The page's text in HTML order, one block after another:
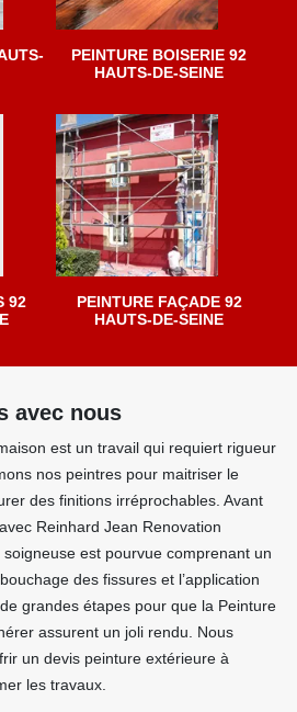
PEINTURE BOISERIE 92
HAUTS-DE-SEINE
92
PEINTURE FAÇADE 92
HAUTS-DE-SEINE
avec nous
est un travail qui requiert rigueur
nos peintres pour maitriser le
des finitions irréprochables. Avant
Reinhard Jean Renovation
est pourvue comprenant un
des fissures et l’application
grandes étapes pour que la Peinture
assurent un joli rendu. Nous
un devis peinture extérieure à
les travaux.